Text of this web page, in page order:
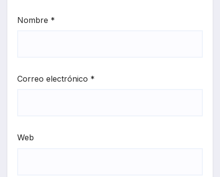
Nombre *
Correo electrónico *
Web